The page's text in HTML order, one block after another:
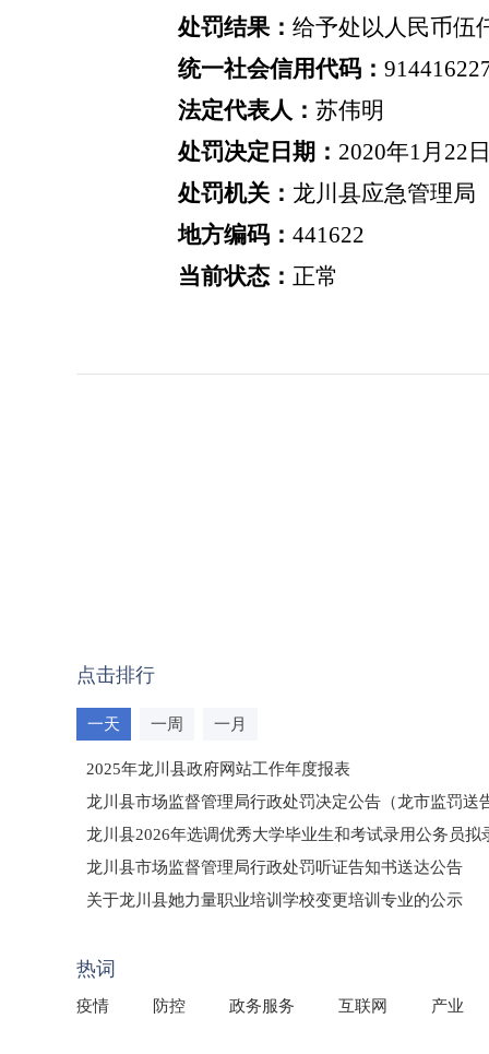
处罚结果：给予处以人民币伍
统一社会信用代码：
法定代表人：苏伟明
处罚决定日期： 2020年1月 22
处罚机关： 龙川县应急管理局
地方编码：441622
当前状态： 正常
点击排行
一天 一周 一月
2025年龙川县政府网站工作年度报表
龙川县市场监督管理局行政处罚决定公告（龙市监罚送
龙川县2026年选调优秀大学毕业生和考试录用公务员拟
龙川县市场监督管理局行政处罚听证告知书送达公告
（龙市监罚送告〔2026〕71号）
关于龙川县她力量职业培训学校变更培训专业的公示
热词
疫情 防控 政务服务 互联网 产业